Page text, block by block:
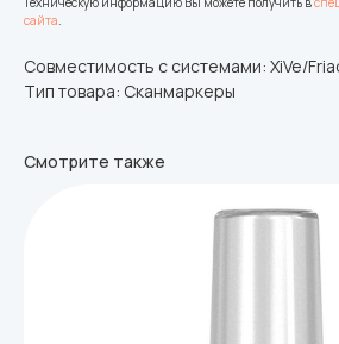
сайта.
Совместимость с системами: XiVe/
Тип товара: Сканмаркеры
Смотрите также